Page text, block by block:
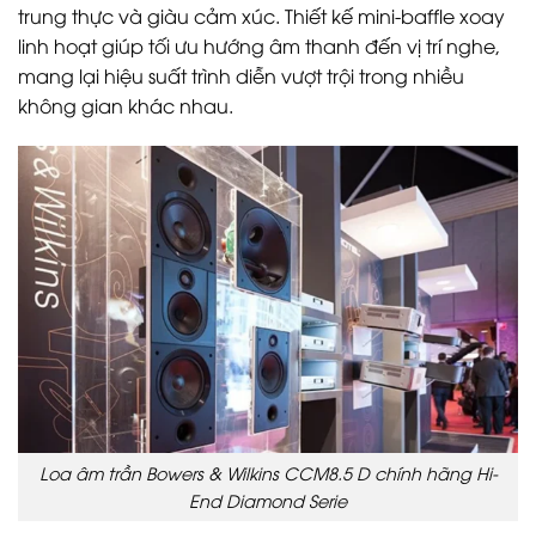
trung thực và giàu cảm xúc. Thiết kế mini-baffle xoay
linh hoạt giúp tối ưu hướng âm thanh đến vị trí nghe,
mang lại hiệu suất trình diễn vượt trội trong nhiều
không gian khác nhau.
Loa âm trần Bowers & Wilkins CCM8.5 D chính hãng Hi-
End Diamond Serie